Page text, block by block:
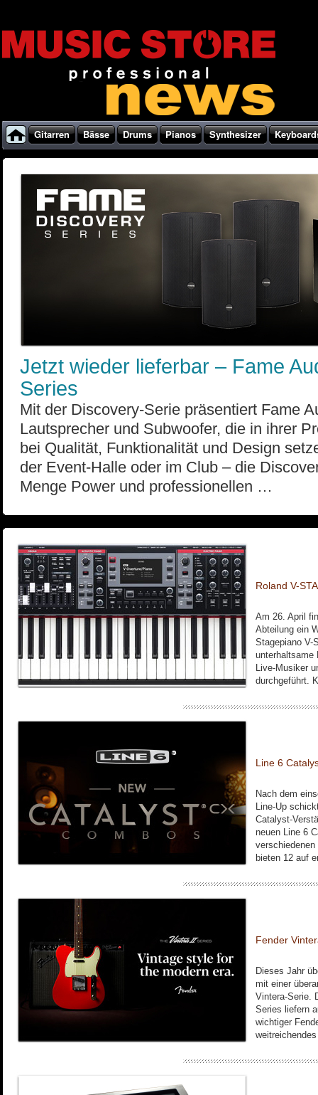
Gitarren Bässe Drums Pianos Synthesizer
Jetzt wieder lieferbar – Fame
Series
Mit der Discovery-Serie präsentiert Fame
Lautsprecher und Subwoofer, die in ihrer
bei Qualität, Funktionalität und Design
der Event-Halle oder im Club – die
Menge Power und professionellen …
Roland V-
Am 26. April
Abteilung ein
Stagepiano V-
unterhaltsame
Live-Musiker
durchgeführt.
Line 6
Nach dem
Line-Up
Catalyst-
neuen Line 6
bieten 12 auf
Fender
Dieses Jahr
mit einer
Vintera-Serie.
Series liefern
wichtiger